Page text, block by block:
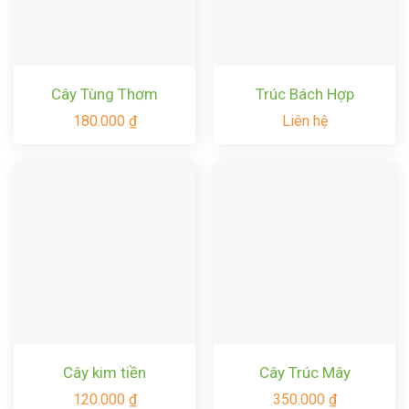
Cây Tùng Thơm
180.000 ₫
Trúc Bách Hợp
Liên hệ
Cây kim tiền
120.000 ₫
Cây Trúc Mây
350.000 ₫